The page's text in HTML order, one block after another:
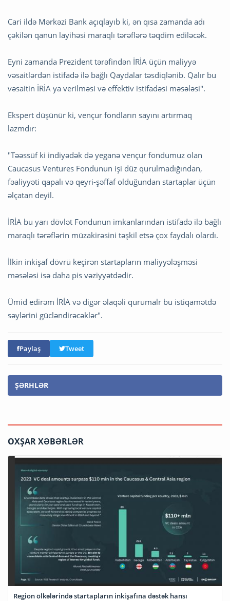
Cari ildə Mərkəzi Bank açıqlayıb ki, ən qısa zamanda adı
çəkilən qanun layihəsi maraqlı tərəflərə təqdim ediləcək.
Eyni zamanda Prezident tərəfindən İRİA üçün maliyyə
vəsaitlərdən istifadə ilə bağlı Qaydalar təsdiqlənib. Qalır bu
vəsaitin İRİA ya verilməsi və effektiv istifadəsi məsələsi".
Ekspert düşünür ki, vençur fondların sayını artırmaq
lazmdır:
"Təəssüf ki indiyədək də yeganə vençur fondumuz olan
Caucasus Ventures Fondunun işi düz qurulmadığından,
fəaliyyəti qapalı və qeyri-şəffaf olduğundan startaplar üçün
əlçatan deyil.
İRİA bu yarı dövlət Fondunun imkanlarından istifadə ilə bağlı
maraqlı tərəflərin müzakirəsini təşkil etsə çox faydalı olardı.
İlkin inkişaf dövrü keçirən startapların maliyyələşməsi
məsələsi isə daha pis vəziyyətdədir.
Ümid edirəm İRİA və digər əlaqəli qurumalr bu istiqamətdə
səylərini gücləndirəcəklər".
Paylaş Tweet
ŞƏRHLƏR
OXŞAR XƏBƏRLƏR
Region ölkələrində startapların inkişafına dəstək hansı